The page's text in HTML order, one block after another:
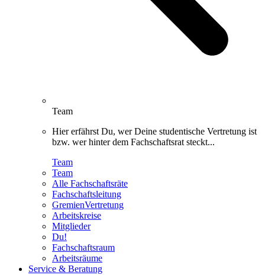
Team
Hier erfährst Du, wer Deine studentische Vertretung ist
bzw. wer hinter dem Fachschaftsrat steckt...
Team
Team
Alle Fachschaftsräte
Fachschaftsleitung
GremienVertretung
Arbeitskreise
Mitglieder
Du!
Fachschaftsraum
Arbeitsräume
Service & Beratung